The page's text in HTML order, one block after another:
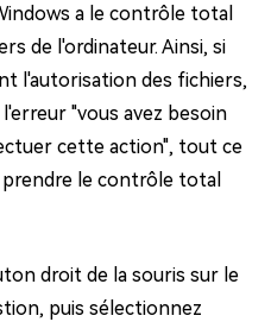
a le contrôle total
de l'ordinateur. Ainsi, si
l'autorisation des fichiers,
"vous avez besoin
cette action", tout ce
prendre le contrôle total
droit de la souris sur le
puis sélectionnez